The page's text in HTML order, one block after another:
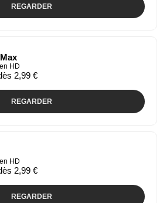
REGARDER
HD
2,99 €
REGARDER
HD
2,99 €
REGARDER